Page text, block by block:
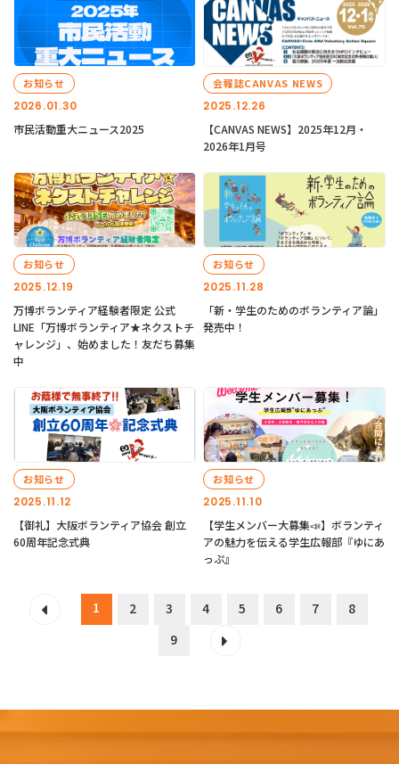
2026.01.30
お知らせ
市民活動重大ニュース2025
2025.12.26
会報誌CANVAS NEWS
【CANVAS NEWS】2025年12月・
2026年1月号
2025.12.19
お知らせ
万博ボランティア経験者限定 公式
LINE「万博ボランティア★ネクストチ
ャレンジ」、始めました！友だち募集
中
2025.11.28
お知らせ
「新・学生のためのボランティア論」
発売中！
2025.11.12
お知らせ
【御礼】大阪ボランティア協会 創立
60周年記念式典
2025.11.10
お知らせ
【学生メンバー大募集📣】ボランティ
アの魅力を伝える学生広報部『ゆにあ
っぷ』
1 2 3 4 5 6 7
8
9